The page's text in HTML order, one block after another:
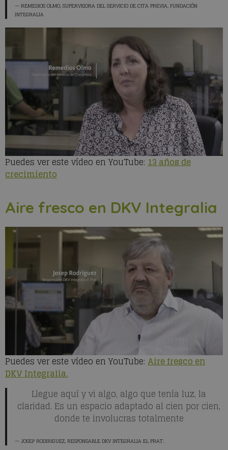
REMEDIOS OLMO, SUPERVISORA DEL SERVICIO DE CITA PREVIA, FUNDACIÓN
INTEGRALIA
Puedes ver este vídeo en YouTube: 13 años de
crecimiento
Aire fresco en DKV Integralia
Puedes ver este vídeo en YouTube: Aire fresco en
DKV Integralia.
Llegue aquí y vi algo, algo que tenía luz, la
claridad. Es un espacio adaptado al cien por cien,
donde te involucras totalmente
JOSEP RODIRIGUEZ, RESPONSABLE DKV INTEGRALIA EL PRAT.